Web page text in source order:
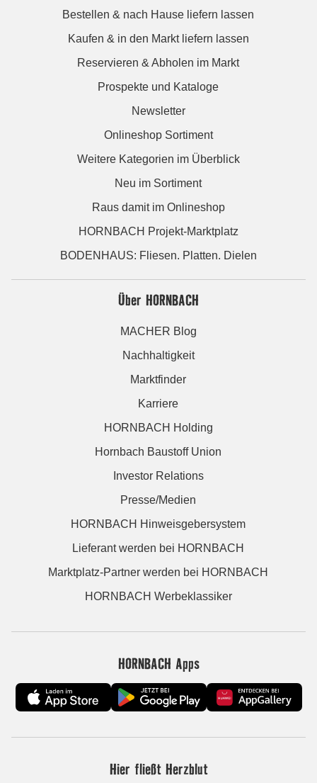
Bestellen & nach Hause liefern lassen
Kaufen & in den Markt liefern lassen
Reservieren & Abholen im Markt
Prospekte und Kataloge
Newsletter
Onlineshop Sortiment
Weitere Kategorien im Überblick
Neu im Sortiment
Raus damit im Onlineshop
HORNBACH Projekt-Marktplatz
BODENHAUS: Fliesen. Platten. Dielen
Über HORNBACH
MACHER Blog
Nachhaltigkeit
Marktfinder
Karriere
HORNBACH Holding
Hornbach Baustoff Union
Investor Relations
Presse/Medien
HORNBACH Hinweisgebersystem
Lieferant werden bei HORNBACH
Marktplatz-Partner werden bei HORNBACH
HORNBACH Werbeklassiker
HORNBACH Apps
Hier fließt Herzblut